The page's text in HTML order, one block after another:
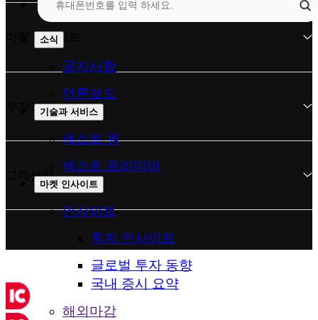
소식
공지사항
언론보도
기술과 서비스
넥스트 원
넥스트 프리미어
마켓 인사이트
인사이트
투자 인사이트
글로벌 투자 동향
국내 증시 요약
해외마감
마켓 인사이트
투자정보
고객센터